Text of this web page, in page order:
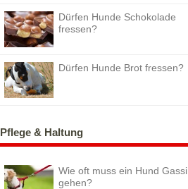
Dürfen Hunde Schokolade
fressen?
Dürfen Hunde Brot fressen?
Pflege & Haltung
Wie oft muss ein Hund Gassi
gehen?